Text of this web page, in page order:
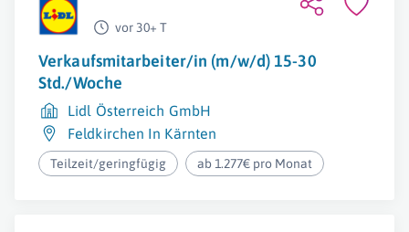
vor 30+ T
Verkaufsmitarbeiter/in (m/w/d) 15-30
Std./Woche
Lidl Österreich GmbH
Feldkirchen In Kärnten
Teilzeit/geringfügig ab 1.277€ pro Monat